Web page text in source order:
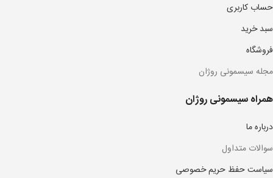
حساب کاربری
سبد خرید
فروشگاه
مجله سیسمونی روژان
همراه سیسمونی روژان
درباره ما
سوالات متداول
سیاست حفظ حریم خصوصی